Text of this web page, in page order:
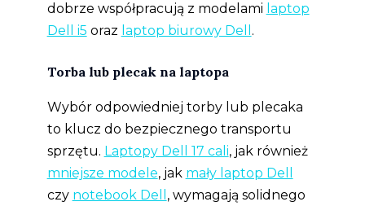
dobrze współpracują z modelami laptop
Dell i5 oraz laptop biurowy Dell .
Torba lub plecak na laptopa
Wybór odpowiedniej torby lub plecaka
to klucz do bezpiecznego transportu
sprzętu. Laptopy Dell 17 cali, jak również
mniejsze modele, jak mały laptop Dell
czy notebook Dell , wymagają solidnego